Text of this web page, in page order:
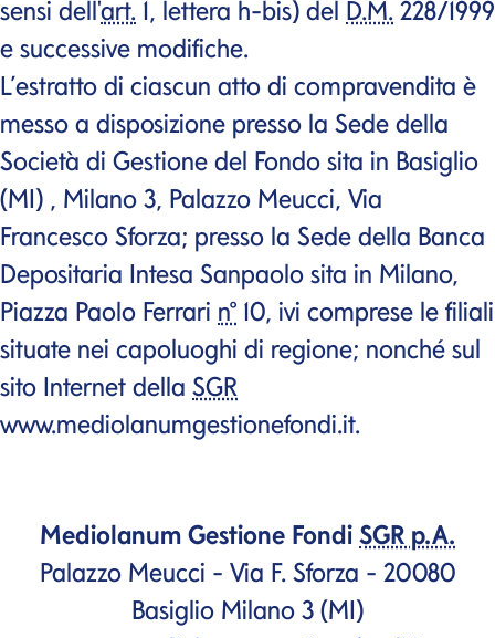
sensi dell'art. 1, lettera h-bis) del D.M. 228/1999
e successive modifiche.
L’estratto di ciascun atto di compravendita è
messo a disposizione presso la Sede della
Società di Gestione del Fondo sita in Basiglio
(MI) , Milano 3, Palazzo Meucci, Via
Francesco Sforza; presso la Sede della Banca
Depositaria Intesa Sanpaolo sita in Milano,
Piazza Paolo Ferrari n° 10, ivi comprese le filiali
situate nei capoluoghi di regione; nonché sul
sito Internet della SGR
www.mediolanumgestionefondi.it.
Mediolanum Gestione Fondi SGR p.A.
Palazzo Meucci - Via F. Sforza - 20080
Basiglio Milano 3 (MI)